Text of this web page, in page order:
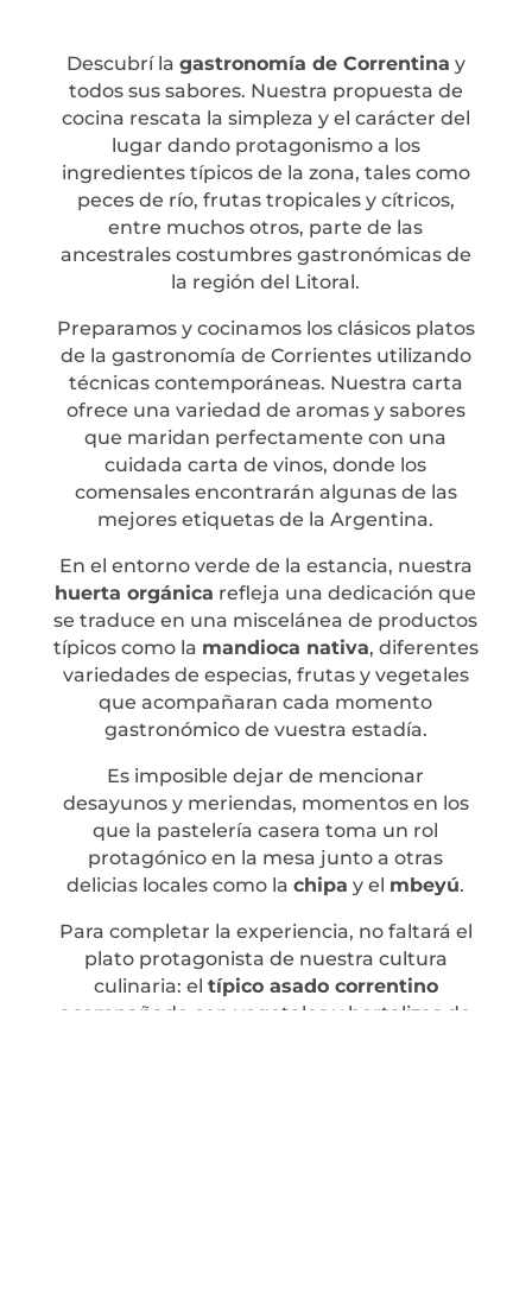
Descubrí la gastronomía de Correntina y
todos sus sabores. Nuestra propuesta de
cocina rescata la simpleza y el carácter del
lugar dando protagonismo a los
ingredientes típicos de la zona, tales como
peces de río, frutas tropicales y cítricos,
entre muchos otros, parte de las
ancestrales costumbres gastronómicas de
la región del Litoral.
Preparamos y cocinamos los clásicos platos
de la gastronomía de Corrientes utilizando
técnicas contemporáneas. Nuestra carta
ofrece una variedad de aromas y sabores
que maridan perfectamente con una
cuidada carta de vinos, donde los
comensales encontrarán algunas de las
mejores etiquetas de la Argentina.
En el entorno verde de la estancia, nuestra
huerta orgánica refleja una dedicación que
se traduce en una miscelánea de productos
típicos como la mandioca nativa, diferentes
variedades de especias, frutas y vegetales
que acompañaran cada momento
gastronómico de vuestra estadía.
Es imposible dejar de mencionar
desayunos y meriendas, momentos en los
que la pastelería casera toma un rol
protagónico en la mesa junto a otras
delicias locales como lachipa y el mbeyú.
Para completar la experiencia, no faltará el
plato protagonista de nuestra cultura
culinaria: el típico asado correntino
acompañado con vegetales y hortalizas de